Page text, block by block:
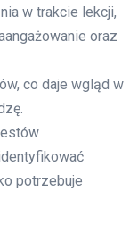
w trakcie lekcji,
oraz
co daje wgląd w
potrzebuje